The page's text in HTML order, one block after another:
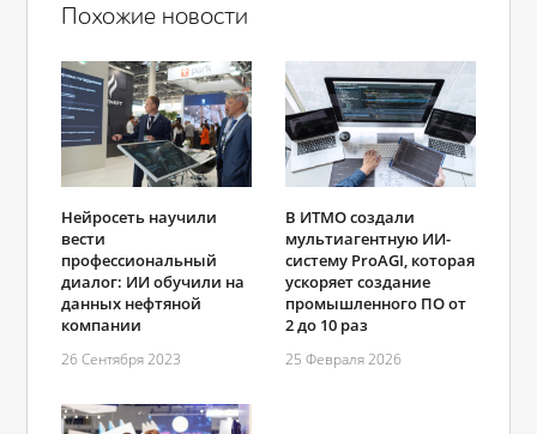
Похожие новости
Нейросеть научили
вести
профессиональный
диалог: ИИ обучили на
данных нефтяной
компании
26 Сентября 2023
В ИТМО создали
мультиагентную ИИ-
систему ProAGI, которая
ускоряет создание
промышленного ПО от
2 до 10 раз
25 Февраля 2026